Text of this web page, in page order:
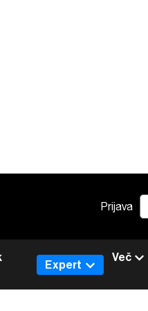
Prijava
Expert
Več